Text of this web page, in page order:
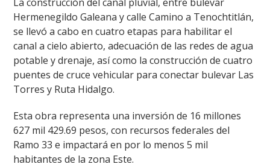
Hermenegildo Galeana y calle Camino a Tenochtitlán,
se llevó a cabo en cuatro etapas para habilitar el
canal a cielo abierto, adecuación de las redes de agua
potable y drenaje, así como la construcción de cuatro
puentes de cruce vehicular para conectar bulevar Las
Torres y Ruta Hidalgo.
Esta obra representa una inversión de 16 millones
627 mil 429.69 pesos, con recursos federales del
Ramo 33 e impactará en por lo menos 5 mil
habitantes de la zona Este.